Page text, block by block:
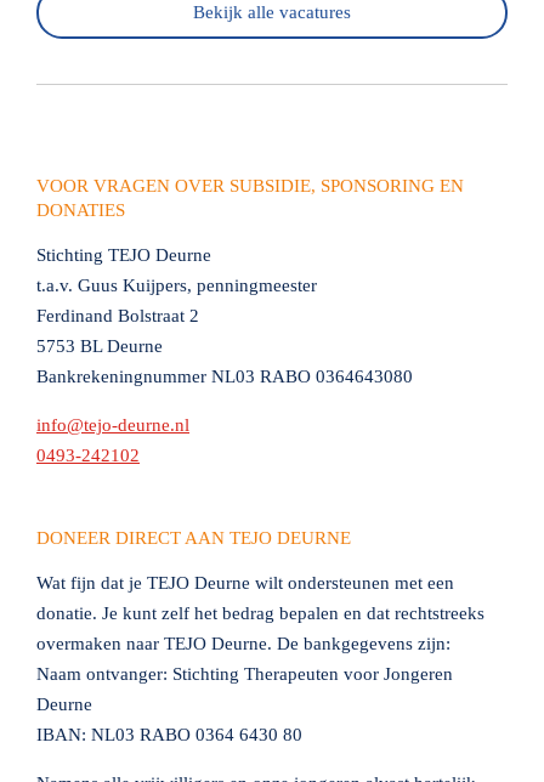
Bekijk alle vacatures
VOOR VRAGEN OVER SUBSIDIE, SPONSORING EN
DONATIES
Stichting TEJO Deurne
t.a.v. Guus Kuijpers, penningmeester
Ferdinand Bolstraat 2
5753 BL Deurne
Bankrekeningnummer NL03 RABO 0364643080
info@tejo-deurne.nl
0493-242102
DONEER DIRECT AAN TEJO DEURNE
Wat fijn dat je TEJO Deurne wilt ondersteunen met een
donatie. Je kunt zelf het bedrag bepalen en dat rechtstreeks
overmaken naar TEJO Deurne. De bankgegevens zijn:
Naam ontvanger: Stichting Therapeuten voor Jongeren
Deurne
IBAN: NL03 RABO 0364 6430 80